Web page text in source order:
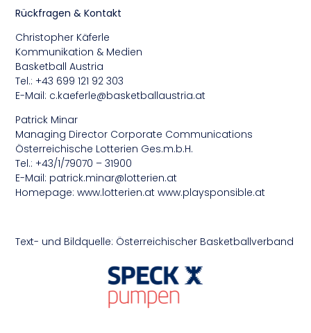
Rückfragen & Kontakt
Christopher Käferle
Kommunikation & Medien
Basketball Austria
Tel.: +43 699 121 92 303
E-Mail: c.kaeferle@basketballaustria.at
Patrick Minar
Managing Director Corporate Communications
Österreichische Lotterien Ges.m.b.H.
Tel.: +43/1/79070 – 31900
E-Mail: patrick.minar@lotterien.at
Homepage: www.lotterien.at www.playsponsible.at
Text- und Bildquelle: Österreichischer Basketballverband